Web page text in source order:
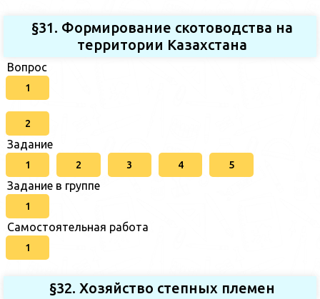
§31. Формирование скотоводства на
территории Казахстана
Вопрос
1
2
Задание
1 2 3 4 5
Задание в группе
1
Самостоятельная работа
1
§32. Хозяйство степных племен